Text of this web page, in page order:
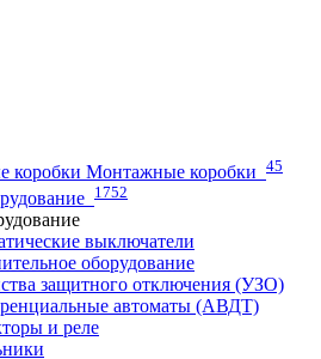
Монтажные коробки 45
1752
выключатели
оборудование
защитного отключения (УЗО)
автоматы (АВДТ)
и реле